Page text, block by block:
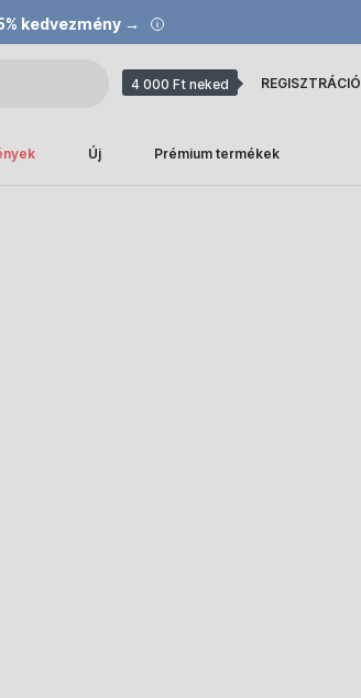
kedvezmény →
4 000 Ft neked REGISZTRÁCIÓ
Új Prémium termékek